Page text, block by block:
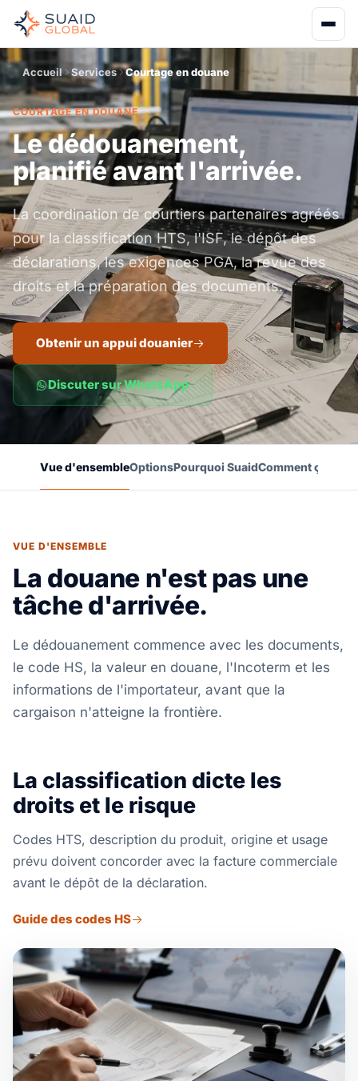
Accueil Services Courtage en douane
COURTAGE EN DOUANE
Le dédouanement,
planifié avant l'arrivée.
La coordination de courtiers partenaires agréés
pour la classification HTS, l'ISF, le dépôt des
déclarations, les exigences PGA, la revue des
droits et la préparation des documents.
Obtenir un appui douanier
Discuter sur WhatsApp
Vue d'ensembleOptionsPourquoi SuaidComment ça
VUE D'ENSEMBLE
La douane n'est pas une
tâche d'arrivée.
Le dédouanement commence avec les documents,
le code HS, la valeur en douane, l'Incoterm et les
informations de l'importateur, avant que la
cargaison n'atteigne la frontière.
La classification dicte les
droits et le risque
Codes HTS, description du produit, origine et usage
prévu doivent concorder avec la facture commerciale
avant le dépôt de la déclaration.
Guide des codes HS